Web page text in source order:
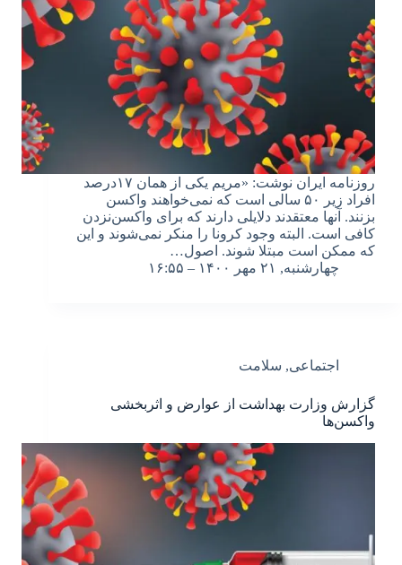
روزنامه ایران نوشت: «مریم یکی از همان ۱۷درصد
افراد زیر ۵۰ سالی است که نمی‌خواهند واکسن
بزنند. آنها معتقدند دلایلی دارند که برای واکسن‌نزدن
کافی است. البته وجود کرونا را منکر نمی‌شوند و این
که ممکن است مبتلا شوند. اصول…
چهارشنبه, ۲۱ مهر ۱۴۰۰ – ۱۶:۵۵
اجتماعی, سلامت
گزارش وزارت بهداشت از عوارض و اثربخشی‌
واکسن‌ها